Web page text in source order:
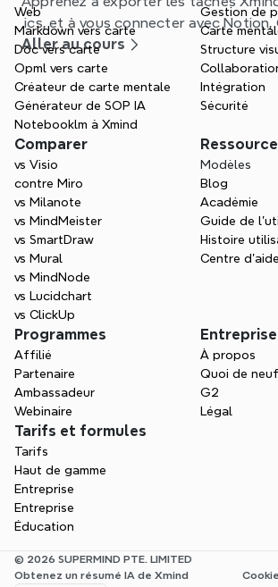
.ics, et à vous connecter avec Notion,
Calendar et d'autres applications
votre flux de travail.
Aller au cours
Web
Markdown vers carte
Doc vers carte
Opml vers carte
Créateur de carte mentale
Générateur de SOP IA
Notebooklm à Xmind
Gestion de
Carte
Structure
Intégration
Sécurité
Comparer
vs Visio
contre Miro
vs Milanote
vs MindMeister
vs SmartDraw
vs Mural
vs MindNode
vs Lucidchart
vs ClickUp
Modèles
Blog
Académie
Guide de
Histoire
Centre d'aide
Programmes
Affilié
Partenaire
Ambassadeur
Webinaire
Entreprise
À propos
Quoi de neuf
G2
Légal
Tarifs et formules
Tarifs
Haut de gamme
Entreprise
Entreprise
Éducation
© 2026 SUPERMIND PTE. LIMITED
Obtenez un résumé IA de Xmind